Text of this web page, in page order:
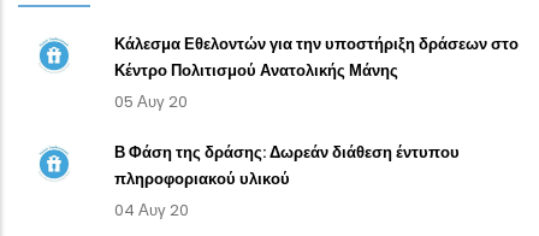
Κάλεσμα Εθελοντών για την υποστήριξη δράσεων στο
Κέντρο Πολιτισμού Ανατολικής Μάνης
05 Αυγ 20
Β Φάση της δράσης: Δωρεάν διάθεση έντυπου
πληροφοριακού υλικού
04 Αυγ 20